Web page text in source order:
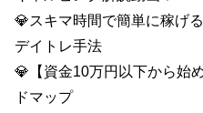
💎スキマ時間で簡単に稼げ
デイトレ手法
💎【資金10万円以下から始
ドマップ